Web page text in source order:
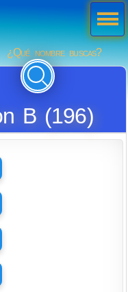
¿Qué nombre buscas?
B (196)
Men
ú